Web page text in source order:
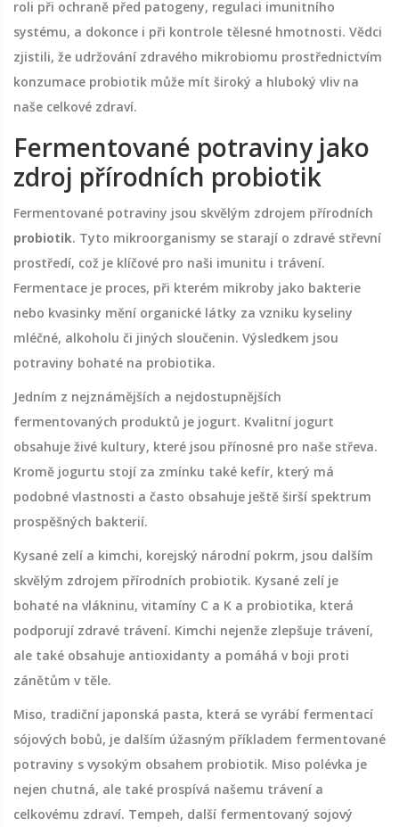
roli při ochraně před patogeny, regulaci imunitního
systému, a dokonce i při kontrole tělesné hmotnosti. Vědci
zjistili, že udržování zdravého mikrobiomu prostřednictvím
konzumace probiotik může mít široký a hluboký vliv na
naše celkové zdraví.
Fermentované potraviny jako
zdroj přírodních probiotik
Fermentované potraviny jsou skvělým zdrojem přírodních
probiotik. Tyto mikroorganismy se starají o zdravé střevní
prostředí, což je klíčové pro naši imunitu i trávení.
Fermentace je proces, při kterém mikroby jako bakterie
nebo kvasinky mění organické látky za vzniku kyseliny
mléčné, alkoholu či jiných sloučenin. Výsledkem jsou
potraviny bohaté na probiotika.
Jedním z nejznámějších a nejdostupnějších
fermentovaných produktů je jogurt. Kvalitní jogurt
obsahuje živé kultury, které jsou přínosné pro naše střeva.
Kromě jogurtu stojí za zmínku také kefír, který má
podobné vlastnosti a často obsahuje ještě širší spektrum
prospěšných bakterií.
Kysané zelí a kimchi, korejský národní pokrm, jsou dalším
skvělým zdrojem přírodních probiotik. Kysané zelí je
bohaté na vlákninu, vitamíny C a K a probiotika, která
podporují zdravé trávení. Kimchi nejenže zlepšuje trávení,
ale také obsahuje antioxidanty a pomáhá v boji proti
zánětům v těle.
Miso, tradiční japonská pasta, která se vyrábí fermentací
sójových bobů, je dalším úžasným příkladem fermentované
potraviny s vysokým obsahem probiotik. Miso polévka je
nejen chutná, ale také prospívá našemu trávení a
celkovému zdraví. Tempeh, další fermentovaný sojový